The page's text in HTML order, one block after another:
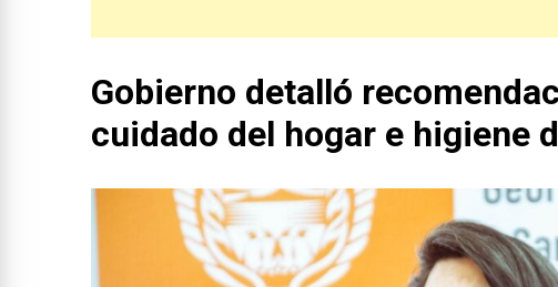
Gobierno detalló
cuidado del hogar e higiene